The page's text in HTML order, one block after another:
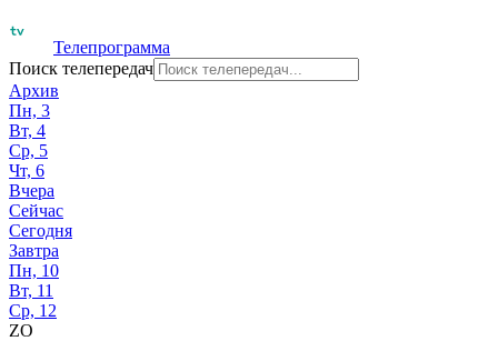
Телепрограмма
Поиск телепередач
Архив
Пн, 3
Вт, 4
Ср, 5
Чт, 6
Вчера
Сейчас
Сегодня
Завтра
Пн, 10
Вт, 11
Ср, 12
ZO